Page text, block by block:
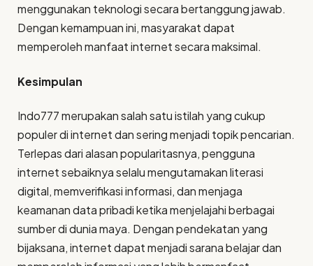
menggunakan teknologi secara bertanggung jawab.
Dengan kemampuan ini, masyarakat dapat
memperoleh manfaat internet secara maksimal.
Kesimpulan
Indo777 merupakan salah satu istilah yang cukup
populer di internet dan sering menjadi topik pencarian.
Terlepas dari alasan popularitasnya, pengguna
internet sebaiknya selalu mengutamakan literasi
digital, memverifikasi informasi, dan menjaga
keamanan data pribadi ketika menjelajahi berbagai
sumber di dunia maya. Dengan pendekatan yang
bijaksana, internet dapat menjadi sarana belajar dan